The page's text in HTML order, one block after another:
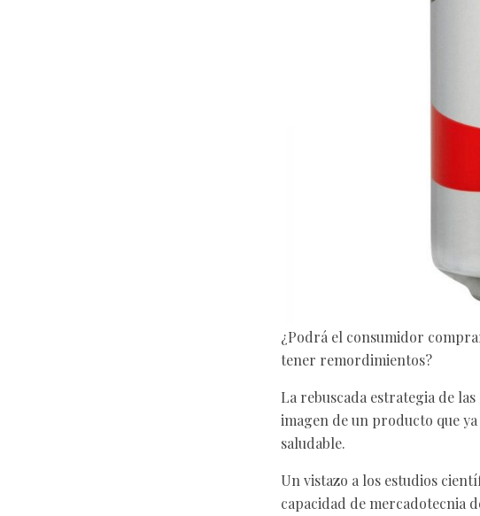
¿Podrá el consumidor
tener remordimientos?
La rebuscada estrategia de
imagen de un producto que
saludable.
Un vistazo a los estudios
capacidad de mercadotecnia